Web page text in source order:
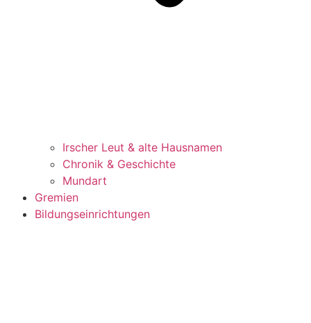
Irscher Leut & alte Hausnamen
Chronik & Geschichte
Mundart
Gremien
Bildungseinrichtungen